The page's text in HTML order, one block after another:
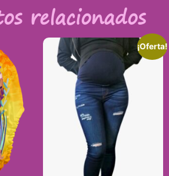
relacionados
¡Oferta!